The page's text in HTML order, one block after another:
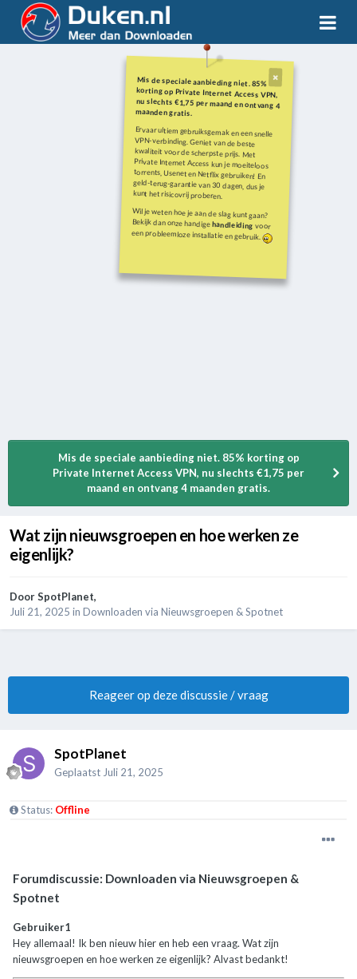
Mis de speciale aanbieding niet. 85%
korting op Private Internet Access VPN,
nu slechts €1,75 per maand en ontvang 4
maanden gratis.
Ervaar ultiem gebruiksgemak en een snelle
VPN-verbinding. Geniet van de beste
kwaliteit voor de scherpste prijs. Met
Private Internet Access kun je moeiteloos
torrents, Usenet en Netflix gebruiken! En
geld-terug-garantie van 30 dagen, dus je
kunt het risicovrij proberen.
Wil je weten hoe je aan de slag kunt gaan?
Bekijk dan onze handigehandleiding voor
een probleemloze installatie en gebruik.
Mis de speciale aanbieding niet. 85% korting op
Private Internet Access VPN, nu slechts €1,75 per
maand en ontvang 4 maanden gratis.
Wat zijn nieuwsgroepen en hoe werken ze
eigenlijk?
DoorSpotPlanet,
Juli 21, 2025 in Downloaden via Nieuwsgroepen & Spotnet
Reageer op deze discussie / vraag
SpotPlanet
Geplaatst Juli 21, 2025
Status: Offline
Forumdiscussie: Downloaden via Nieuwsgroepen &
Spotnet
Gebruiker1
Hey allemaal! Ik ben nieuw hier en heb een vraag. Wat zijn
nieuwsgroepen en hoe werken ze eigenlijk? Alvast bedankt!